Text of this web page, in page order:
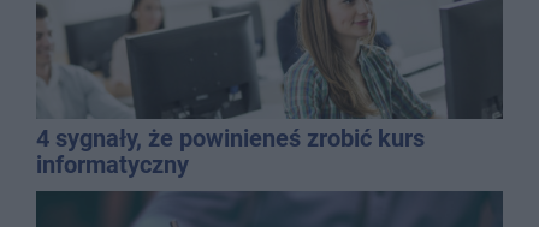
4 sygnały, że powinieneś zrobić kurs
informatyczny